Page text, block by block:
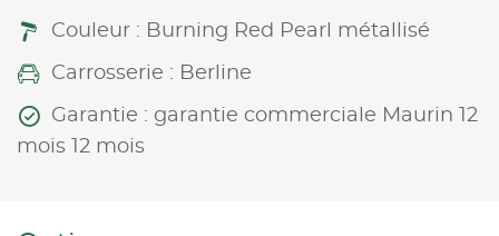
Couleur : Burning Red Pearl métallisé
Carrosserie : Berline
Garantie : garantie commerciale Maurin 12
mois 12 mois